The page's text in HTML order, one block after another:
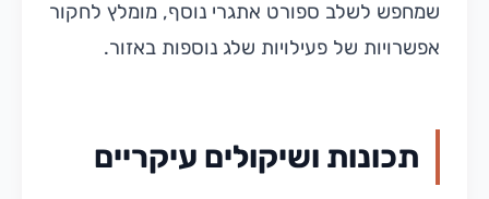
שמחפש לשלב ספורט אתגרי נוסף, מומלץ לחקור
אפשרויות של פעילויות שלג נוספות באזור.
תכונות ושיקולים עיקריים